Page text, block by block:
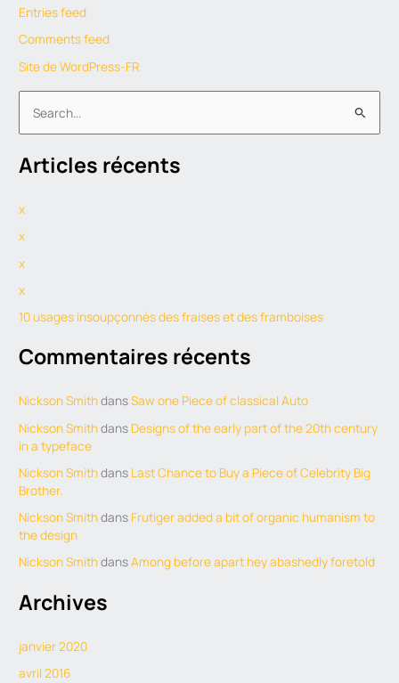
Entries feed
Comments feed
Site de WordPress-FR
e
a
c
h
f
Articles récents
x
x
x
x
10 usages insoupçonnés des fraises et des framboises
Commentaires récents
Nickson SmithdansSaw one Piece of classical Auto
Nickson Smithdans Designs of the early part of the 20th century
in a typeface
Nickson Smithdans Last Chance to Buy a Piece of Celebrity Big
Brother.
Nickson Smithdans Frutiger added a bit of organic humanism to
the design
Nickson SmithdansAmong before apart hey abashedly foretold
Archives
janvier 2020
avril 2016